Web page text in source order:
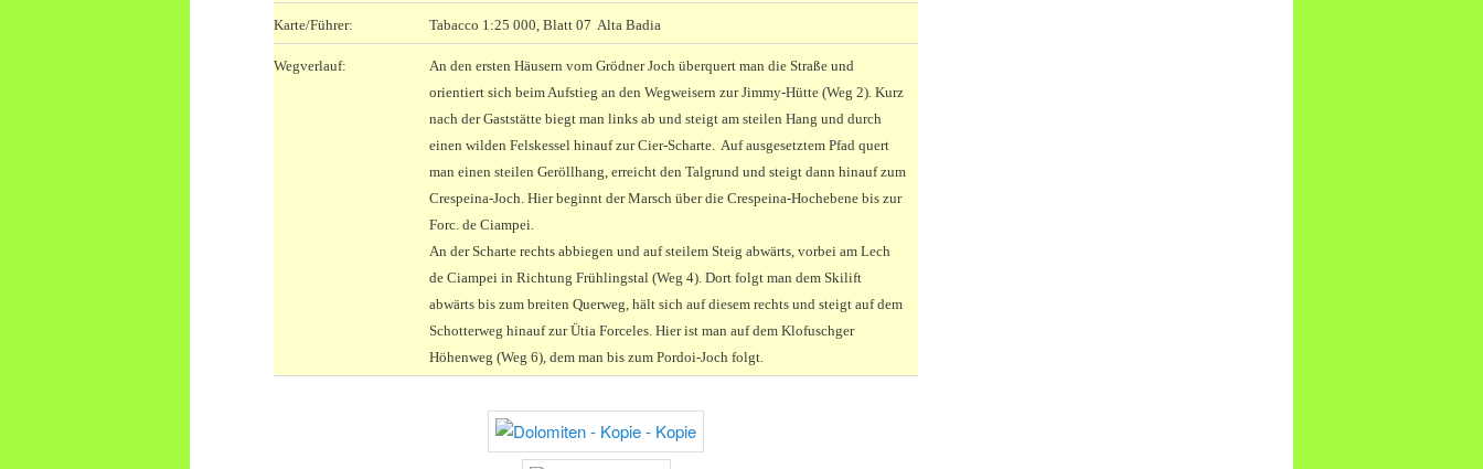
Karte/Führer: Tabacco 1:25 000, Blatt 07 Alta Badia
Wegverlauf:
An den ersten Häusern vom Grödner Joch überquert man die Straße und
orientiert sich beim Aufstieg an den Wegweisern zur Jimmy-Hütte (Weg 2). Kurz
nach der Gaststätte biegt man links ab und steigt am steilen Hang und durch
einen wilden Felskessel hinauf zur Cier-Scharte. Auf ausgesetztem Pfad quert
man einen steilen Geröllhang, erreicht den Talgrund und steigt dann hinauf zum
Crespeina-Joch. Hier beginnt der Marsch über die Crespeina-Hochebene bis zur
Forc. de Ciampei.
An der Scharte rechts abbiegen und auf steilem Steig abwärts, vorbei am Lech
de Ciampei in Richtung Frühlingstal (Weg 4). Dort folgt man dem Skilift
abwärts bis zum breiten Querweg, hält sich auf diesem rechts und steigt auf dem
Schotterweg hinauf zur Ütia Forceles. Hier ist man auf dem Klofuschger
Höhenweg (Weg 6), dem man bis zum Pordoi-Joch folgt.